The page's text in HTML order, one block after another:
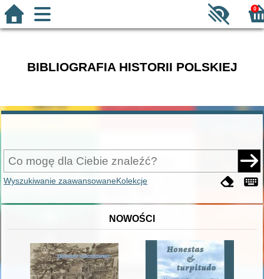
0
BIBLIOGRAFIA HISTORII POLSKIEJ
Wyszukiwanie zaawansowaneKolekcje
NOWOŚCI